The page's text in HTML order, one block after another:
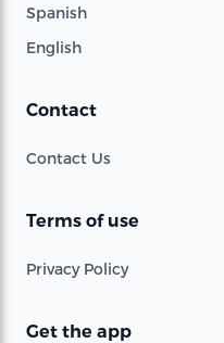
Spanish
English
Contact
Contact Us
Terms of use
Privacy Policy
Get the app